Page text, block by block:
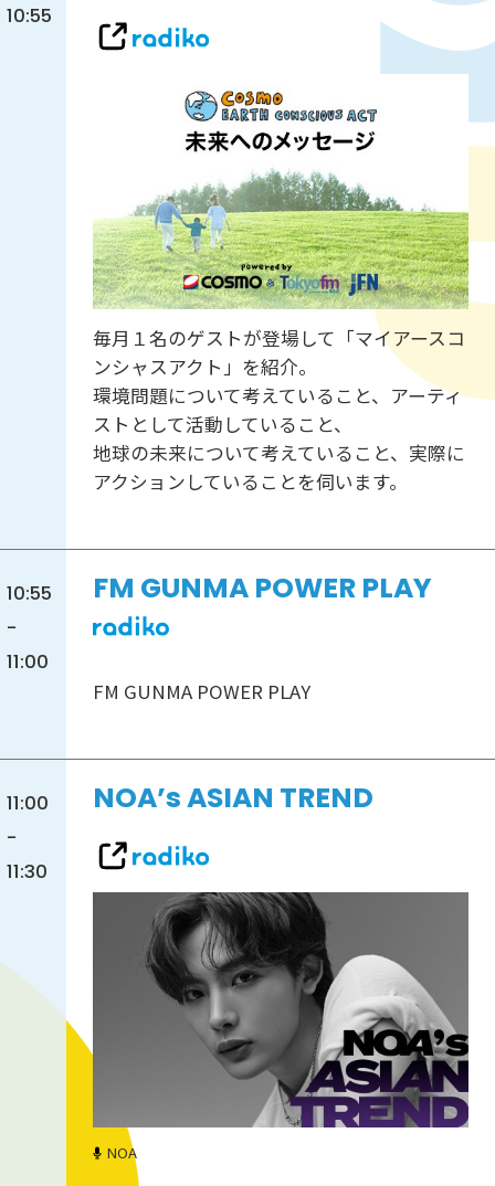
10:55
毎月１名のゲストが登場して「マイアースコ
ンシャスアクト」を紹介。
環境問題について考えていること、アーティ
ストとして活動していること、
地球の未来について考えていること、実際に
アクションしていることを伺います。
10:55
-
11:00
FM GUNMA POWER PLAY
FM GUNMA POWER PLAY
11:00
-
11:30
NOA’s ASIAN TREND
NOA